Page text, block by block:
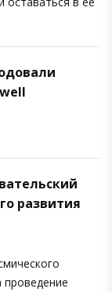
развития
проведение